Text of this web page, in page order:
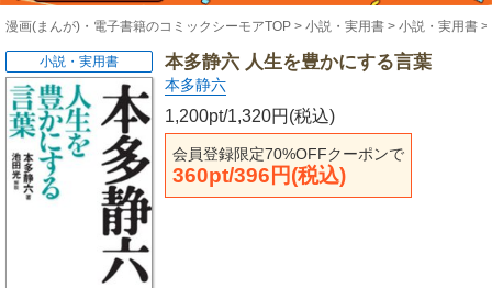
漫画(まんが)・電子書籍のコミックシーモアTOP 小説・実用書 小説・実用書
本多静六 人生を豊かにする言葉
本多静六
1,200pt/1,320円(税込)
会員登録限定70%OFFクーポンで
360pt/396円(税込)
小説・実用書